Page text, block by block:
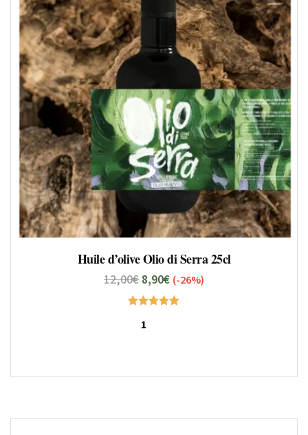
Huile d’olive Olio di Serra 25cl
12,00€ 8,90€ (-26%)